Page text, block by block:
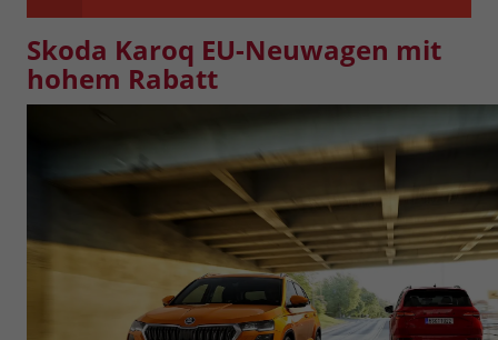
Skoda Karoq EU-Neuwagen mit
hohem Rabatt